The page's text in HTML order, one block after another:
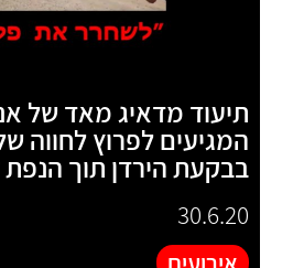
תיעוד מדאיג מאד של
המגיעים לפרוץ לחווה
בבקעת הירדן תוך
30.6.20